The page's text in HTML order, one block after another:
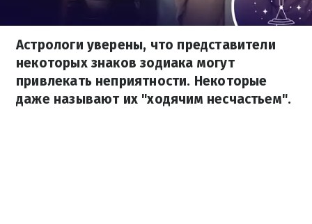
Астрологи уверены, что представители
некоторых знаков зодиака могут
привлекать неприятности. Некоторые
даже называют их "ходячим несчастьем".